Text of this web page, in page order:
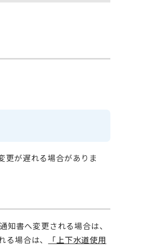
更が遅れる場合がありま
知書へ変更される場合は、
場合は、
「上下水道使用